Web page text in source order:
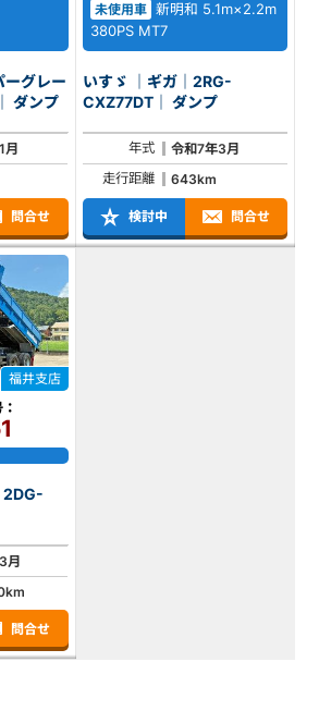
ーグレー
ト｜2PG-FV80HY｜ ダンプ
月
問合せ
未使用車 新明和 5.1m×2.2m
380PS MT7
いすゞ ｜ギガ｜2RG-
CXZ77DT｜ ダンプ
年式
令和7年3月
走行距離
643km
検討中 問合せ
福井支店
2DG-
月
問合せ